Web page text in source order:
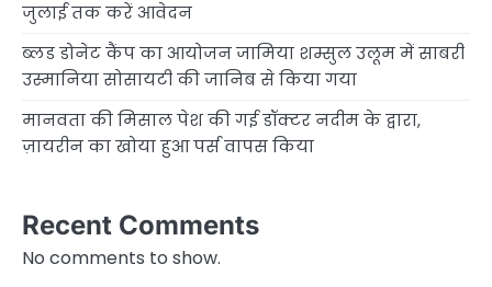
जुलाई तक करें आवेदन
ब्लड डोनेट कैंप का आयोजन जामिया शम्सुल उलूम में साबरी
उस्मानिया सोसायटी की जानिब से किया गया
मानवता की मिसाल पेश की गई डॉक्टर नदीम के द्वारा,
ज़ायरीन का खोया हुआ पर्स वापस किया
Recent Comments
No comments to show.